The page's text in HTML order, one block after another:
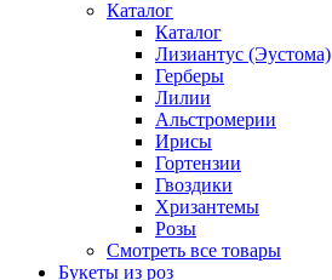
Каталог
Каталог
Лизиантус (Эустома)
Герберы
Лилии
Альстромерии
Ирисы
Гортензии
Гвоздики
Хризантемы
Розы
Смотреть все товары
Букеты из роз